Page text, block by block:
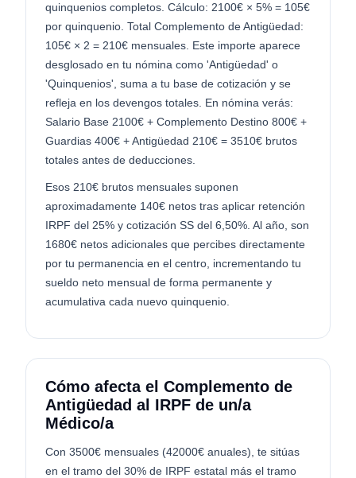
quinquenios completos. Cálculo: 2100€ × 5% = 105€
por quinquenio. Total Complemento de Antigüedad:
105€ × 2 = 210€ mensuales. Este importe aparece
desglosado en tu nómina como 'Antigüedad' o
'Quinquenios', suma a tu base de cotización y se
refleja en los devengos totales. En nómina verás:
Salario Base 2100€ + Complemento Destino 800€ +
Guardias 400€ + Antigüedad 210€ = 3510€ brutos
totales antes de deducciones.
Esos 210€ brutos mensuales suponen
aproximadamente 140€ netos tras aplicar retención
IRPF del 25% y cotización SS del 6,50%. Al año, son
1680€ netos adicionales que percibes directamente
por tu permanencia en el centro, incrementando tu
sueldo neto mensual de forma permanente y
acumulativa cada nuevo quinquenio.
Cómo afecta el Complemento de
Antigüedad al IRPF de un/a
Médico/a
Con 3500€ mensuales (42000€ anuales), te sitúas
en el tramo del 30% de IRPF estatal más el tramo